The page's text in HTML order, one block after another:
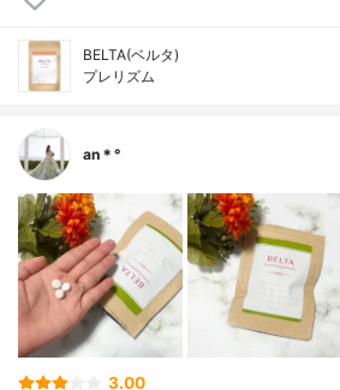
BELTA(ベルタ)
プレリズム
an＊°
3.00